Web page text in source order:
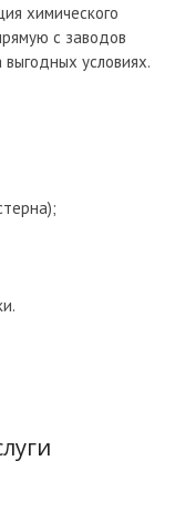
химического
с заводов
условиях.